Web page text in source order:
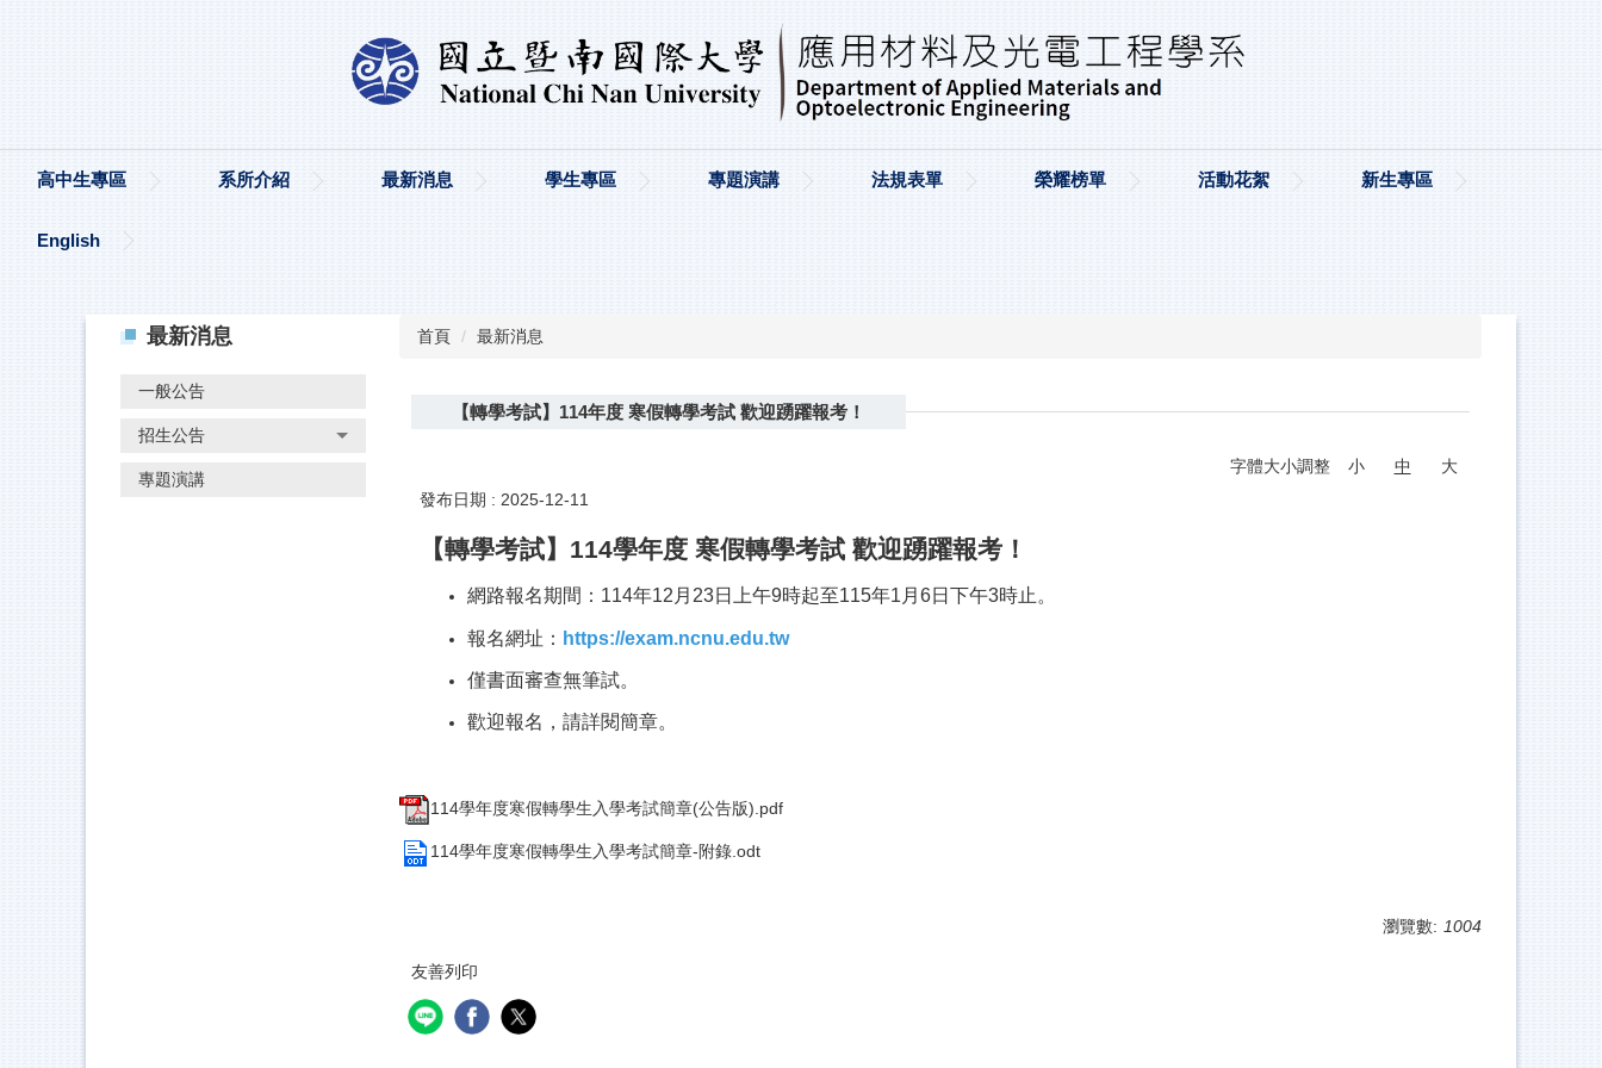
高中生專區 系所介紹 最新消息 學生專區 專題演講 法規表單 榮耀榜單 活動花絮 新生專區
English
最新消息
一般公告
招生公告
專題演講
首頁 最新消息
【轉學考試】114年度 寒假轉學考試 歡迎踴躍報考！
字體大小調整 小 中
大
發布日期 : 2025-12-11
【轉學考試】114學年度 寒假轉學考試 歡迎踴躍報考！
網路報名期間：114年12月23日上午9時起至115年1月6日下午3時止。
報名網址： https://exam.ncnu.edu.tw
僅書面審查無筆試。
歡迎報名，請詳閱簡章。
114學年度寒假轉學生入學考試簡章(公告版).pdf
114學年度寒假轉學生入學考試簡章-附錄.odt
瀏覽數: 1004
友善列印